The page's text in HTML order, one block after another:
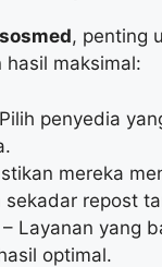
, penting
maksimal:
penyedia
mereka
repost
– Layanan yang
optimal.